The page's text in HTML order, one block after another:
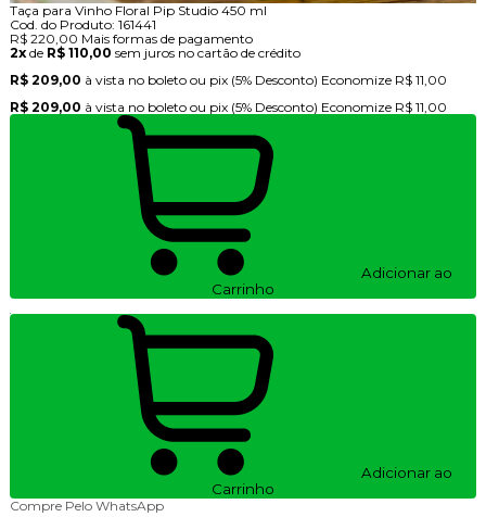
Taça para Vinho Floral Pip Studio 450 ml
Cod. do Produto: 161441
R$ 220,00 Mais formas de pagamento
2xde R$ 110,00 sem juros no cartão de crédito
R$ 209,00 à vista no boleto ou pix (5% Desconto) Economize R$ 11,00
R$ 209,00 à vista no boleto ou pix (5% Desconto) Economize R$ 11,00
Adicionar ao
Carrinho
Adicionar ao
Carrinho
Compre Pelo WhatsApp